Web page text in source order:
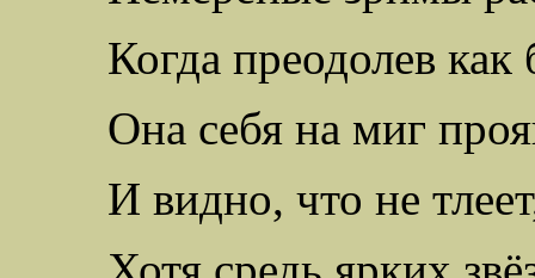
Когда преодолев как
Она себя на миг
И видно, что не